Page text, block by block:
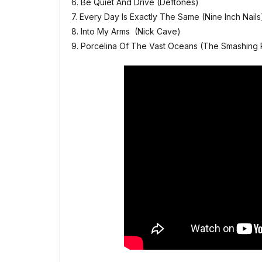
6. Be Quiet And Drive (Deftones)
7. Every Day Is Exactly The Same (Nine Inch
8. Into My Arms (Nick Cave)
9. Porcelina Of The Vast Oceans (The Smashing